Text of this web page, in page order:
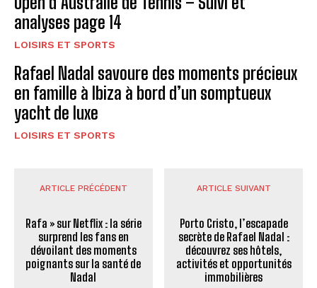
analyses page 14
LOISIRS ET SPORTS
Rafael Nadal savoure des moments précieux
en famille à Ibiza à bord d’un somptueux
yacht de luxe
LOISIRS ET SPORTS
ARTICLE PRÉCÉDENT
Rafa » sur Netflix : la série
surprend les fans en
dévoilant des moments
poignants sur la santé de
Nadal
ARTICLE SUIVANT
Porto Cristo, l’escapade
secrète de Rafael Nadal :
découvrez ses hôtels,
activités et opportunités
immobilières